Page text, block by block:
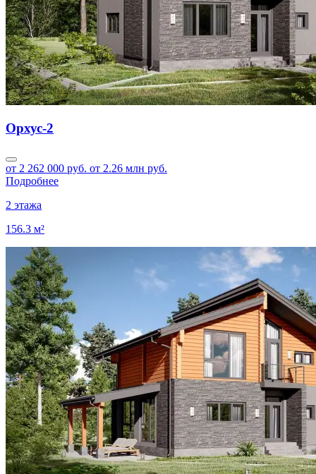
Орхус-2
от 2 262 000 руб. от 2.26 млн руб.
Подробнее
2 этажа
156.3 м²